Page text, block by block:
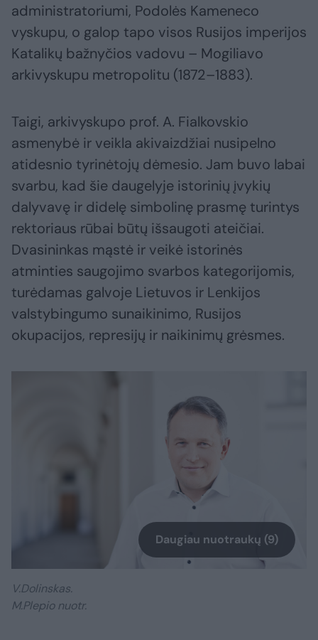
administratoriumi, Podolės Kameneco
vyskupu, o galop tapo visos Rusijos imperijos
Katalikų bažnyčios vadovu – Mogiliavo
arkivyskupu metropolitu (1872–1883).
Taigi, arkivyskupo prof. A. Fialkovskio
asmenybė ir veikla akivaizdžiai nusipelno
atidesnio tyrinėtojų dėmesio. Jam buvo labai
svarbu, kad šie daugelyje istorinių įvykių
dalyvavę ir didelę simbolinę prasmę turintys
rektoriaus rūbai būtų išsaugoti ateičiai.
Dvasininkas mąstė ir veikė istorinės
atminties saugojimo svarbos kategorijomis,
turėdamas galvoje Lietuvos ir Lenkijos
valstybingumo sunaikinimo, Rusijos
okupacijos, represijų ir naikinimų grėsmes.
Daugiau nuotraukų (9)
V.Dolinskas.
M.Plepio nuotr.